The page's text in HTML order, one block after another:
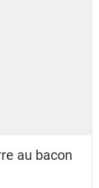
au bacon